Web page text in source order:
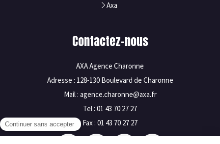
Axa
Contactez-nous
AXA Agence Charonne
Adresse : 128-130 Boulevard de Charonne
Mail : agence.charonne@axa.fr
Tel : 01 43 70 27 27
Fax : 01 43 70 27 27